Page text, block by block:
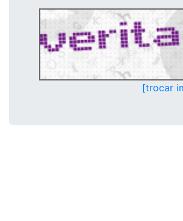
[trocar